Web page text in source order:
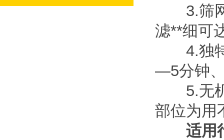
3.筛网
滤**细可
4.独特
—5分钟
5.无机
部位为用
适用